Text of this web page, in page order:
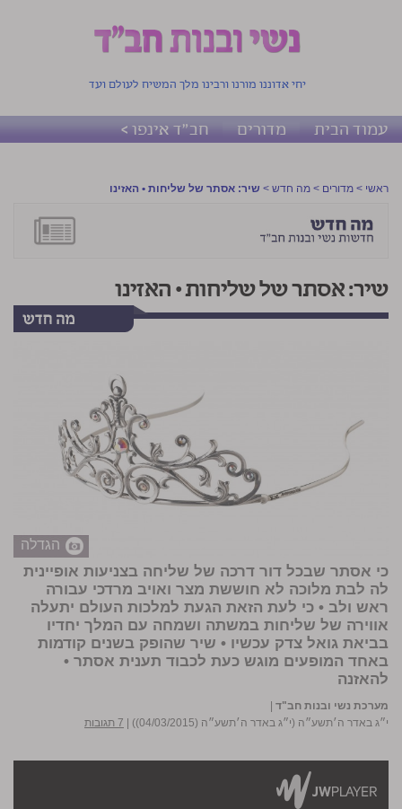
יחי אדוננו מורנו ורבינו מלך המשיח לעולם ועד
עמוד הבית מדורים חב"ד אינפו >
ראשי > מדורים > מה חדש > שיר: אסתר של שליחות • האזינו
שיר: אסתר של שליחות • האזינו
הגדלה
כי אסתר שבכל דור דרכה של שליחה בצניעות אופיינית
לה לבת מלוכה לא חוששת מצר ואויב מרדכי עבורה
ראש ולב • כי לעת הזאת הגעת למלכות העולם יתעלה
אווירה של שליחות במשתה ושמחה עם המלך יחדיו
בביאת גואל צדק עכשיו • שיר שהופק בשנים קודמות
באחד המופעים מוגש כעת לכבוד תענית אסתר •
להאזנה
מערכת נשי ובנות חב"ד
י״ג באדר ה׳תשע״ה (י״ג באדר ה׳תשע״ה (04/03/2015))
7 תגובות